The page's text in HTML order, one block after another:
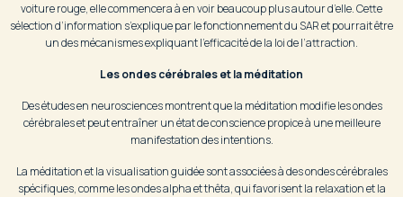
voiture rouge, elle commencera à en voir beaucoup plus autour d’elle. Cette
sélection d’information s’explique par le fonctionnement du SAR et pourrait être
un des mécanismes expliquant l’efficacité de la loi de l’attraction.
Les ondes cérébrales et la méditation
Des études en neurosciences montrent que la méditation modifie les ondes
cérébrales et peut entraîner un état de conscience propice à une meilleure
manifestation des intentions.
La méditation et la visualisation guidée sont associées à des ondes cérébrales
spécifiques, comme les ondes alpha et thêta, qui favorisent la relaxation et la